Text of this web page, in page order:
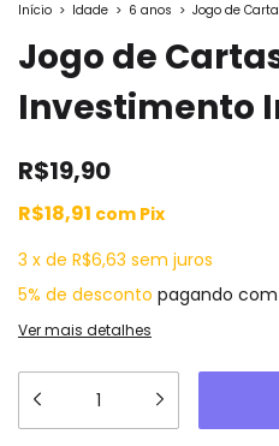
Início > Idade > 6 anos > Jogo de
Jogo de
Investimento
R$19,90
R$18,91 com Pix
3 x de R$6,63 sem juros
5% de desconto pagando com
Ver mais detalhes